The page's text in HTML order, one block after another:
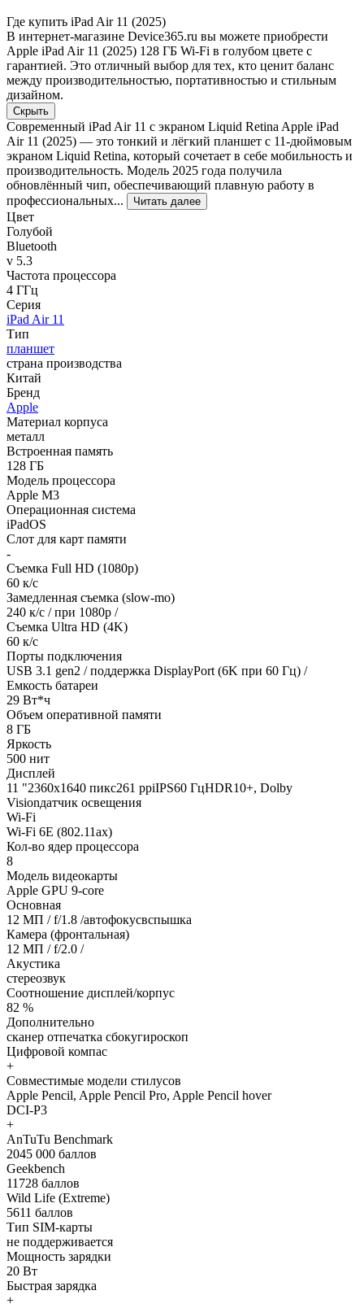
Где купить iPad Air 11 (2025)
В интернет-магазине Device365.ru вы можете приобрести
Apple iPad Air 11 (2025) 128 ГБ Wi-Fi в голубом цвете с
гарантией. Это отличный выбор для тех, кто ценит баланс
между производительностью, портативностью и стильным
дизайном.
Скрыть
Современный iPad Air 11 с экраном Liquid Retina Apple iPad
Air 11 (2025) — это тонкий и лёгкий планшет с 11-дюймовым
экраном Liquid Retina, который сочетает в себе мобильность и
производительность. Модель 2025 года получила
обновлённый чип, обеспечивающий плавную работу в
профессиональных...
Читать далее
Цвет
Голубой
Bluetooth
v 5.3
Частота процессора
4 ГГц
Серия
iPad Air 11
Тип
планшет
страна производства
Китай
Бренд
Apple
Материал корпуса
металл
Встроенная память
128 ГБ
Модель процессора
Apple M3
Операционная система
iPadOS
Слот для карт памяти
-
Съемка Full HD (1080p)
60 к/с
Замедленная съемка (slow-mo)
240 к/с / при 1080р /
Съемка Ultra HD (4K)
60 к/с
Порты подключения
USB 3.1 gen2 / поддержка DisplayPort (6K при 60 Гц) /
Емкость батареи
29 Вт*ч
Объем оперативной памяти
8 ГБ
Яркость
500 нит
Дисплей
11 "2360х1640 пикс261 ppiIPS60 ГцHDR10+, Dolby
Visionдатчик освещения
Wi-Fi
Wi-Fi 6E (802.11ax)
Кол-во ядер процессора
8
Модель видеокарты
Apple GPU 9-core
Основная
12 МП / f/1.8 /автофокусвспышка
Камера (фронтальная)
12 МП / f/2.0 /
Акустика
стереозвук
Соотношение дисплей/корпус
82 %
Дополнительно
сканер отпечатка сбокугироскоп
Цифровой компас
+
Совместимые модели стилусов
Apple Pencil, Apple Pencil Pro, Apple Pencil hover
DCI-P3
+
AnTuTu Benchmark
2045 000 баллов
Geekbench
11728 баллов
Wild Life (Extreme)
5611 баллов
Тип SIM-карты
не поддерживается
Мощность зарядки
20 Вт
Быстрая зарядка
+